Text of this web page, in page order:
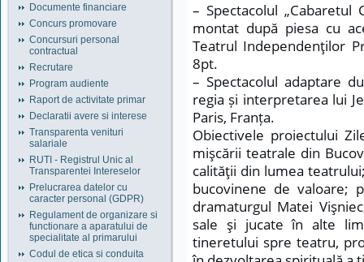
Documente financiare
Concurs promovare
Concursuri personal
contractual
Recrutare
Program audiente
Raport de activitate primar
Declaratii avere si interese
Transparenta venituri
salariale
RUTI - Registrul Unic al
Transparentei Intereselor
Prelucrarea datelor cu
caracter personal (GDPR)
Regulament de organizare si
functionare a aparatului de
specialitate al primarului
Codul de etica si conduita
– Spectacolul
montat după piesa cu
Teatrul Independenţilor
8pt.
– Spectacolul adaptare
regia și interpretarea lui
Paris, Franța.
Obiectivele proiectului
mişcării teatrale din
calităţii din lumea
bucovinene de valoare;
dramaturgul Matei
sale şi jucate în alte
tineretului spre teatru,